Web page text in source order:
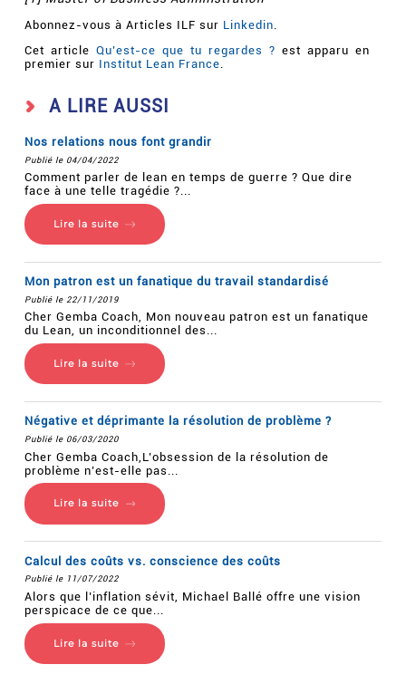
Abonnez-vous à Articles ILF sur Linkedin
Cet article Qu’est-ce que tu regardes ? est apparu en
premier sur Institut Lean France.
A LIRE AUSSI
Nos relations nous font grandir
Publié le 04/04/2022
Comment parler de lean en temps de guerre ? Que dire
face à une telle tragédie ?...
Lire la suite
Mon patron est un fanatique du travail standardisé
Publié le 22/11/2019
Cher Gemba Coach, Mon nouveau patron est un fanatique
du Lean, un inconditionnel des...
Lire la suite
Négative et déprimante la résolution de problème ?
Publié le 06/03/2020
Cher Gemba Coach,L’obsession de la résolution de
problème n’est-elle pas...
Lire la suite
Calcul des coûts vs. conscience des coûts
Publié le 11/07/2022
Alors que l’inflation sévit, Michael Ballé offre une vision
perspicace de ce que...
Lire la suite